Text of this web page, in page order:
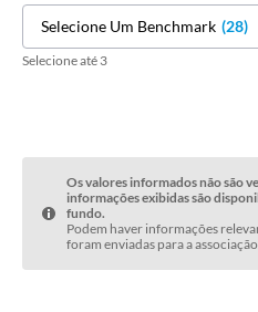
Selecione Um Benchmark (28)
Selecione até 3
Os valores informados não são
informações exibidas são
fundo.
Podem haver informações
foram enviadas para a